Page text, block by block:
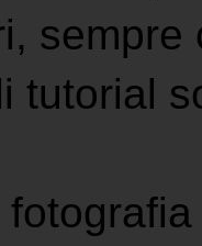
tutorial